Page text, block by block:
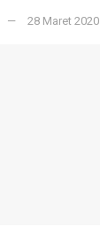
28 Maret 2020